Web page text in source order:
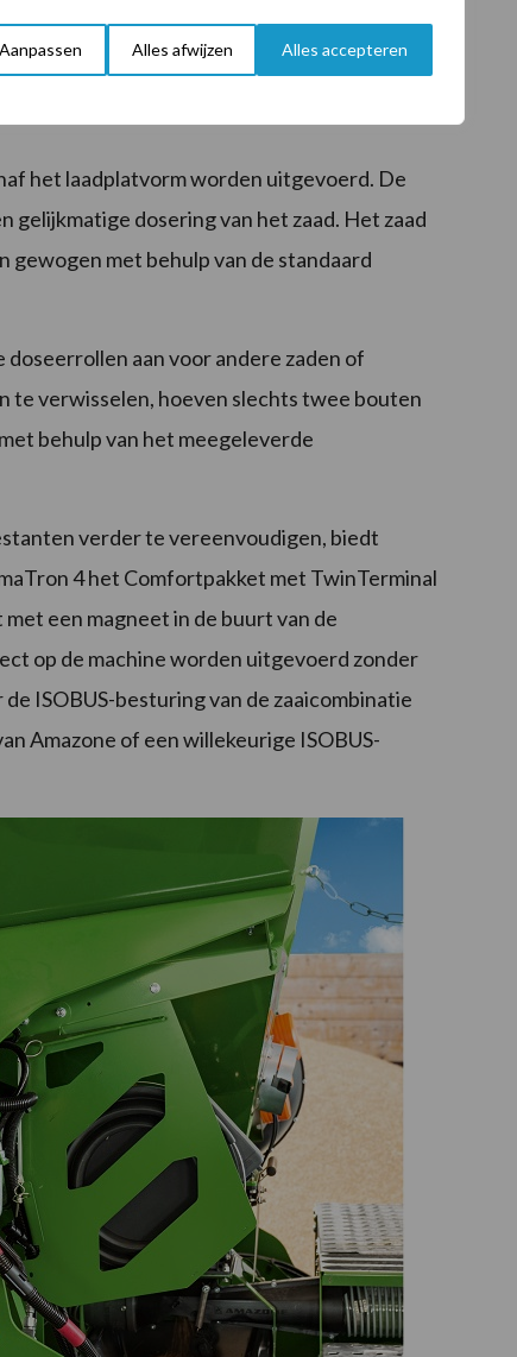
Aanpassen Alles afwijzen Alles accepteren
Special aan alle eisen om deel te nemen aan het
het laadplatvorm worden uitgevoerd. De
dosering van het zaad. Het zaad
met behulp van de standaard
aan voor andere zaden of
te verwisselen, hoeven slechts twee bouten
behulp van het meegeleverde
verder te vereenvoudigen, biedt
4 het Comfortpakket met TwinTerminal
een magneet in de buurt van de
op de machine worden uitgevoerd zonder
ISOBUS-besturing van de zaaicombinatie
Amazone of een willekeurige ISOBUS-